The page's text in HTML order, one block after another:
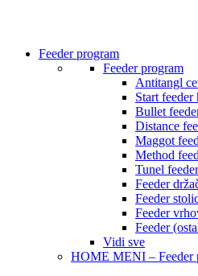
Feeder program
Feeder program
Antitangl
Start feeder
Bullet
Distance
Maggot
Method
Tunel
Feeder
Feeder
Feeder
Feeder
Vidi sve
HOME MENI – Feeder